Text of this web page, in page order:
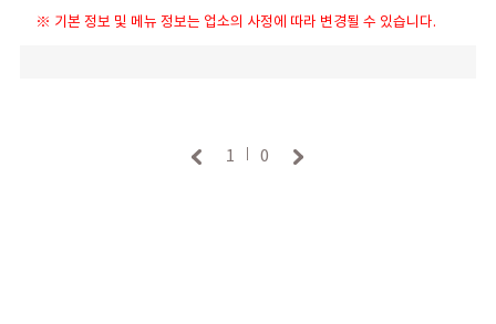
1 0
※ 기본 정보 및 메뉴 정보는 업소의 사정에 따라 변경될 수 있습니다.